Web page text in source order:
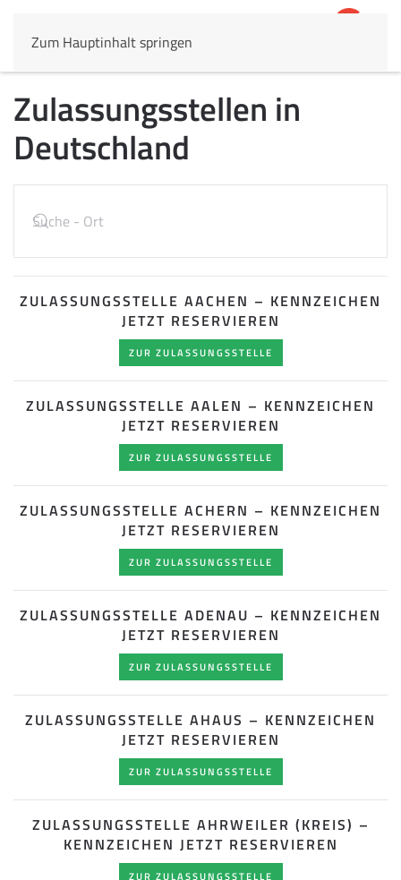
Zum Hauptinhalt springen
Zulassungsstellen in
Deutschland
ZULASSUNGSSTELLE AACHEN – KENNZEICHEN
JETZT RESERVIEREN
ZUR ZULASSUNGSSTELLE
ZULASSUNGSSTELLE AALEN – KENNZEICHEN
JETZT RESERVIEREN
ZUR ZULASSUNGSSTELLE
ZULASSUNGSSTELLE ACHERN – KENNZEICHEN
JETZT RESERVIEREN
ZUR ZULASSUNGSSTELLE
ZULASSUNGSSTELLE ADENAU – KENNZEICHEN
JETZT RESERVIEREN
ZUR ZULASSUNGSSTELLE
ZULASSUNGSSTELLE AHAUS – KENNZEICHEN
JETZT RESERVIEREN
ZUR ZULASSUNGSSTELLE
ZULASSUNGSSTELLE AHRWEILER (KREIS) –
KENNZEICHEN JETZT RESERVIEREN
ZUR ZULASSUNGSSTELLE